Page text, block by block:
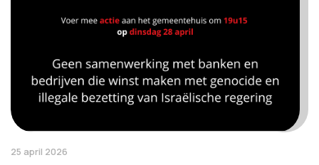
25 april 2026